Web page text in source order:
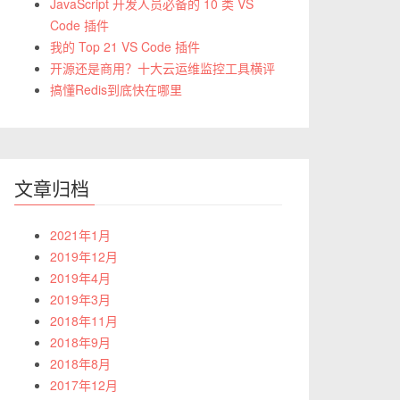
JavaScript 开发人员必备的 10 类 VS
Code 插件
我的 Top 21 VS Code 插件
开源还是商用？十大云运维监控工具横评
搞懂Redis到底快在哪里
文章归档
2021年1月
2019年12月
2019年4月
2019年3月
2018年11月
2018年9月
2018年8月
2017年12月